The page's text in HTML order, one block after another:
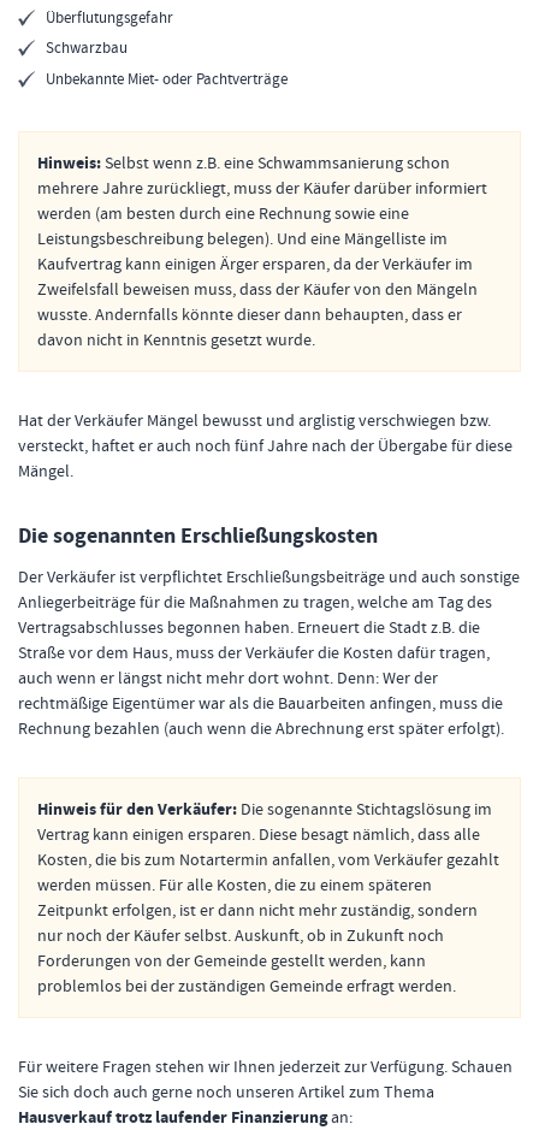
Überflutungsgefahr
Schwarzbau
Unbekannte Miet- oder Pachtverträge
Hinweis:Selbst wenn z.B. eine Schwammsanierung schon
mehrere Jahre zurückliegt, muss der Käufer darüber informiert
werden (am besten durch eine Rechnung sowie eine
Leistungsbeschreibung belegen). Und eine Mängelliste im
Kaufvertrag kann einigen Ärger ersparen, da der Verkäufer im
Zweifelsfall beweisen muss, dass der Käufer von den Mängeln
wusste. Andernfalls könnte dieser dann behaupten, dass er
davon nicht in Kenntnis gesetzt wurde.
Hat der Verkäufer Mängel bewusst und arglistig verschwiegen bzw.
versteckt, haftet er auch noch fünf Jahre nach der Übergabe für diese
Mängel.
Die sogenannten Erschließungskosten
Der Verkäufer ist verpflichtet Erschließungsbeiträge und auch sonstige
Anliegerbeiträge für die Maßnahmen zu tragen, welche am Tag des
Vertragsabschlusses begonnen haben. Erneuert die Stadt z.B. die
Straße vor dem Haus, muss der Verkäufer die Kosten dafür tragen,
auch wenn er längst nicht mehr dort wohnt. Denn: Wer der
rechtmäßige Eigentümer war als die Bauarbeiten anfingen, muss die
Rechnung bezahlen (auch wenn die Abrechnung erst später erfolgt).
Hinweis für den Verkäufer: Die sogenannte Stichtagslösung im
Vertrag kann einigen ersparen. Diese besagt nämlich, dass alle
Kosten, die bis zum Notartermin anfallen, vom Verkäufer gezahlt
werden müssen. Für alle Kosten, die zu einem späteren
Zeitpunkt erfolgen, ist er dann nicht mehr zuständig, sondern
nur noch der Käufer selbst. Auskunft, ob in Zukunft noch
Forderungen von der Gemeinde gestellt werden, kann
problemlos bei der zuständigen Gemeinde erfragt werden.
Für weitere Fragen stehen wir Ihnen jederzeit zur Verfügung. Schauen
Sie sich doch auch gerne noch unseren Artikel zum Thema
Hausverkauf trotz laufender Finanzierungan: